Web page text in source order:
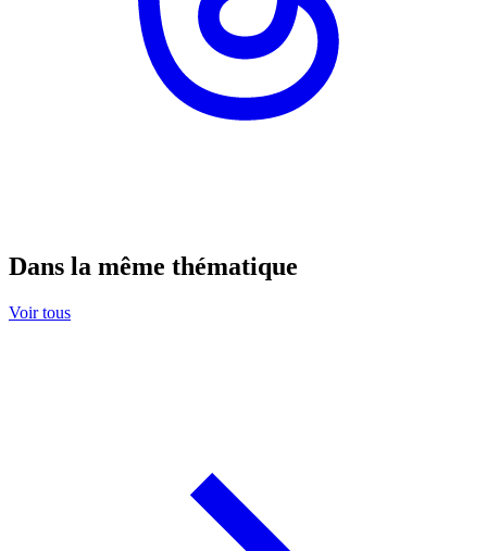
Dans la même thématique
Voir tous